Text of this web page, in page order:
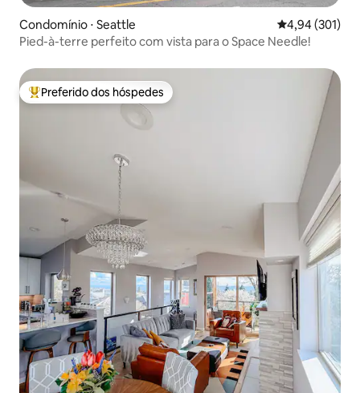
Condomínio ⋅ Seattle 4,94 de uma
4,94 (301)
Pied-à-terre perfeito com vista para o Space Needle!
Entre os melhores preferidos dos hóspedes
Preferido dos hóspedes